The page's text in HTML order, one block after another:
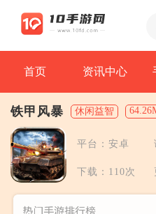
首页 资讯中心
铁甲风暴 休闲益智
平台：安卓
下载：110次